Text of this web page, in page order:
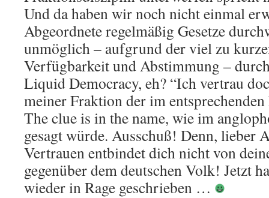
Und da haben wir noch nicht einmal
Abgeordnete regelmäßig Gesetze
unmöglich – aufgrund der viel zu
Verfügbarkeit und Abstimmung –
Liquid Democracy, eh? “Ich vertrau
meiner Fraktion der im entsprechenden
The clue is in the name, wie im
gesagt würde. Ausschuß! Denn, lieber
Vertrauen entbindet dich nicht von
gegenüber dem deutschen Volk! Jetzt
wieder in Rage geschrieben …